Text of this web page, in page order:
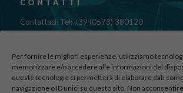
Per fornire le migliori esperienze, utilizziamo
memorizzare e/o accedere alle informazioni del
queste tecnologie ci permetterà di elaborare dati
navigazione o ID unici su questo sito. Non
CONTATTI
Contattaci: Tel: +39 (0573) 380120
Fax: 39 (0573) 985420
Via di Canapale, 10
51100 PISTOIA